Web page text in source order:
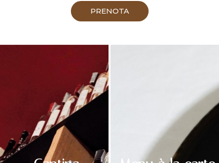
PRENOTA